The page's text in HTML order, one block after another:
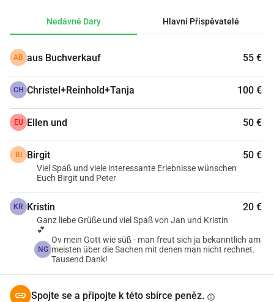
Tour organizuje "Superlative Adventure Club" (SAC), jehož
jsme se i my nechali nadchnout pro dobrou věc. Rozhodli
jsme se pro veřejnou platformu pro dary, aby si každý mohl
sledovat pokrok a každý mohl snadno přispět k tomu,
abychom dosáhli cíle alespoň 500 . Pro nás je to také
poprvé, co něco takového děláme, jak rallye, tak akci na
na to!
Nedávné Dary Hlavní Přispěvatelé
AB aus Buchverkauf 55 €
CH Christel+Reinhold+Tanja 100 €
EU Ellen und 50 €
BI Birgit 50 €
Viel Spaß und viele interessante Erlebnisse wünschen
Euch Birgit und Peter
KR Kristin 20 €
Ganz liebe Grüße und viel Spaß von Jan und Kristin
💕
NG
Ov mein Gott wie süß - man freut sich ja bekanntlich am
meisten über die Sachen mit denen man nicht rechnet.
Tausend Dank!
Spojte se a připojte k této sbírce peněz. info